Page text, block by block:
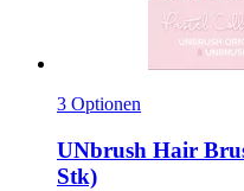
3 Optionen
UNbrush Hair
Stk)